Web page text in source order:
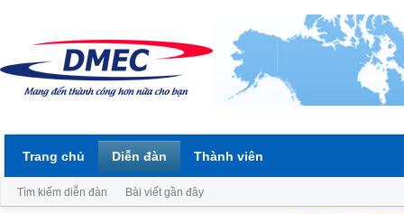
Trang chủ Diễn đàn
Tìm kiếm diễn đàn Bài viết gần đây
Thành viên